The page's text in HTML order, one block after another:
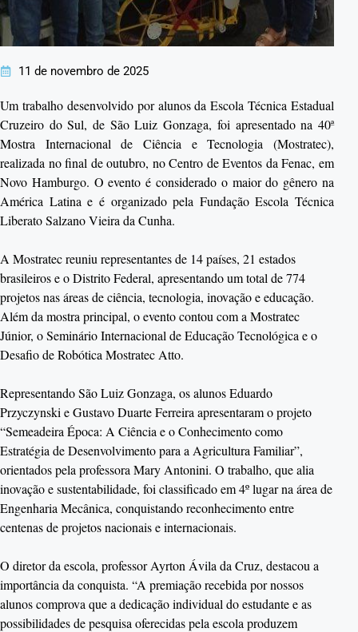
11 de novembro de 2025
Um trabalho desenvolvido por alunos da Escola Técnica Estadual
Cruzeiro do Sul, de São Luiz Gonzaga, foi apresentado na 40ª
Mostra Internacional de Ciência e Tecnologia (Mostratec),
realizada no final de outubro, no Centro de Eventos da Fenac, em
Novo Hamburgo. O evento é considerado o maior do gênero na
América Latina e é organizado pela Fundação Escola Técnica
Liberato Salzano Vieira da Cunha.
A Mostratec reuniu representantes de 14 países, 21 estados
brasileiros e o Distrito Federal, apresentando um total de 774
projetos nas áreas de ciência, tecnologia, inovação e educação.
Além da mostra principal, o evento contou com a Mostratec
Júnior, o Seminário Internacional de Educação Tecnológica e o
Desafio de Robótica Mostratec Atto.
Representando São Luiz Gonzaga, os alunos Eduardo
Przyczynski e Gustavo Duarte Ferreira apresentaram o projeto
“Semeadeira Época: A Ciência e o Conhecimento como
Estratégia de Desenvolvimento para a Agricultura Familiar”,
orientados pela professora Mary Antonini. O trabalho, que alia
inovação e sustentabilidade, foi classificado em 4º lugar na área de
Engenharia Mecânica, conquistando reconhecimento entre
centenas de projetos nacionais e internacionais.
O diretor da escola, professor Ayrton Ávila da Cruz, destacou a
importância da conquista. “A premiação recebida por nossos
alunos comprova que a dedicação individual do estudante e as
possibilidades de pesquisa oferecidas pela escola produzem